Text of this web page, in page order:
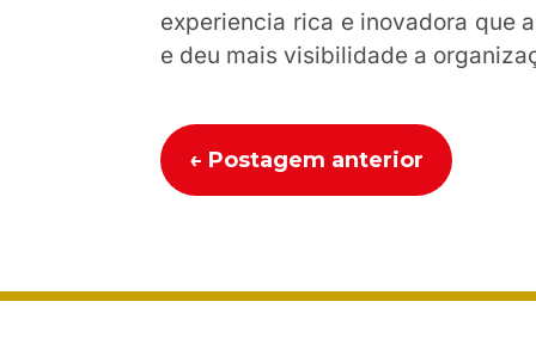
experiencia rica e inovadora que
e deu mais visibilidade a
← Postagem anterior